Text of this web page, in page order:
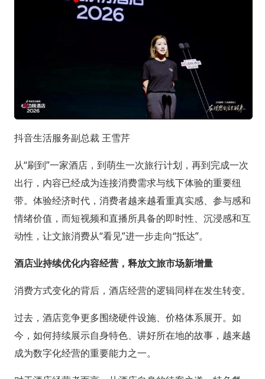
抖音生活服务副总裁 王雪芹
从“刷到”一家酒店，到萌生一次旅行计划，再到完成一次
出行，内容已经成为连接消费需求与线下体验的重要纽
带。体验经济时代，消费者越来越看重真实感、参与感和
情绪价值，而短视频和直播所具备的即时性、沉浸感和互
动性，让文旅消费从“看见”进一步走向“抵达”。
酒店业持续优化内容经营，释放文旅市场新增量
消费方式变化的背后，酒店经营的逻辑同样在发生转变。
过去，酒店竞争更多围绕硬件设施、价格体系展开。如
今，如何持续展示自身特色、讲好所在地的故事，越来越
成为数字化经营的重要能力之一。